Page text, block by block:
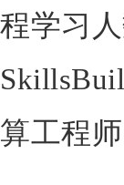
程学习
算工程